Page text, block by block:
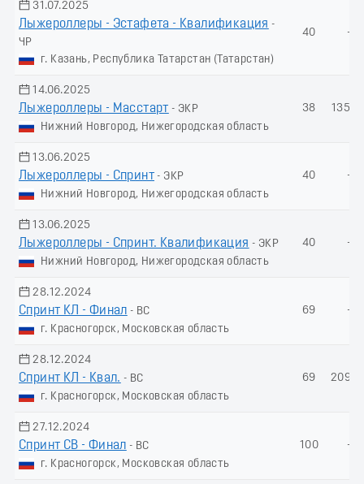
31.07.2025
Лыжероллеры - Эстафета - Квалификация -
ЧР
г. Казань, Республика Татарстан (Татарстан)
40 -
14.06.2025
Лыжероллеры - Масстарт - ЭКР
Нижний Новгород, Нижегородская область
38
13.06.2025
Лыжероллеры - Спринт - ЭКР
Нижний Новгород, Нижегородская область
40 -
13.06.2025
Лыжероллеры - Спринт. Квалификация - ЭКР
Нижний Новгород, Нижегородская область
40 -
28.12.2024
Спринт КЛ - Финал - ВС
г. Красногорск, Московская область
69 -
28.12.2024
Спринт КЛ - Квал. - ВС
г. Красногорск, Московская область
69
27.12.2024
Спринт СВ - Финал - ВС
г. Красногорск, Московская область
100 -